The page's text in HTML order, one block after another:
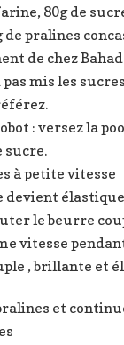
80g de
de pralines
de chez
pas mis les
: versez la
sucre.
à petite vitesse
devient
le beurre
vitesse
, brillante et
et